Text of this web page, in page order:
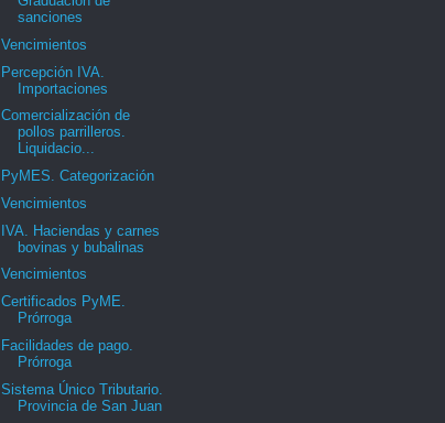
sanciones
Vencimientos
Percepción IVA.
Importaciones
Comercialización de
pollos parrilleros.
Liquidacio...
PyMES. Categorización
Vencimientos
IVA. Haciendas y carnes
bovinas y bubalinas
Vencimientos
Certificados PyME.
Prórroga
Facilidades de pago.
Prórroga
Sistema Único Tributario.
Provincia de San Juan